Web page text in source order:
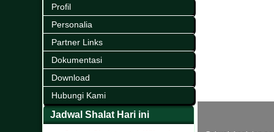
Profil
Personalia
Partner Links
Dokumentasi
Download
Hubungi Kami
Jadwal Shalat Hari ini